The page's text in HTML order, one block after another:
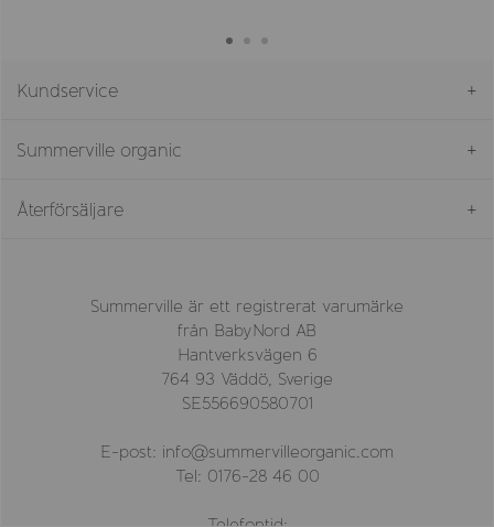
Kundservice
Summerville organic
Återförsäljare
Summerville är ett registrerat varumärke
från BabyNord AB
Hantverksvägen 6
764 93 Väddö, Sverige
SE556690580701
E-post: info@summervilleorganic.com
Tel: 0176-28 46 00